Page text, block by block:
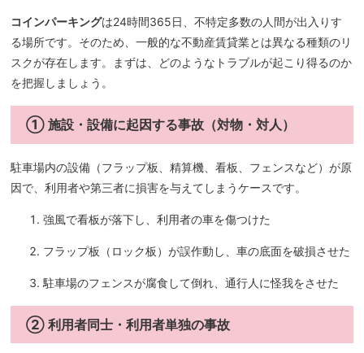
コインパーキングは24時間365日、不特定多数の人間が出入りす
る場所です。そのため、一般的な不動産賃貸業とは異なる種類のリ
スクが存在します。まずは、どのようなトラブルが起こり得るのか
を把握しましょう。
① 施設・設備に起因する事故（対物・対人）
駐車場内の設備（フラップ板、精算機、看板、フェンスなど）が原
因で、利用者や第三者に損害を与えてしまうケースです。
強風で看板が落下し、利用者の車を傷つけた
フラップ板（ロック板）が誤作動し、車の底面を破損させた
駐車場のフェンスが腐食して倒れ、通行人に怪我をさせた
② 利用者同士・利用者単独の事故